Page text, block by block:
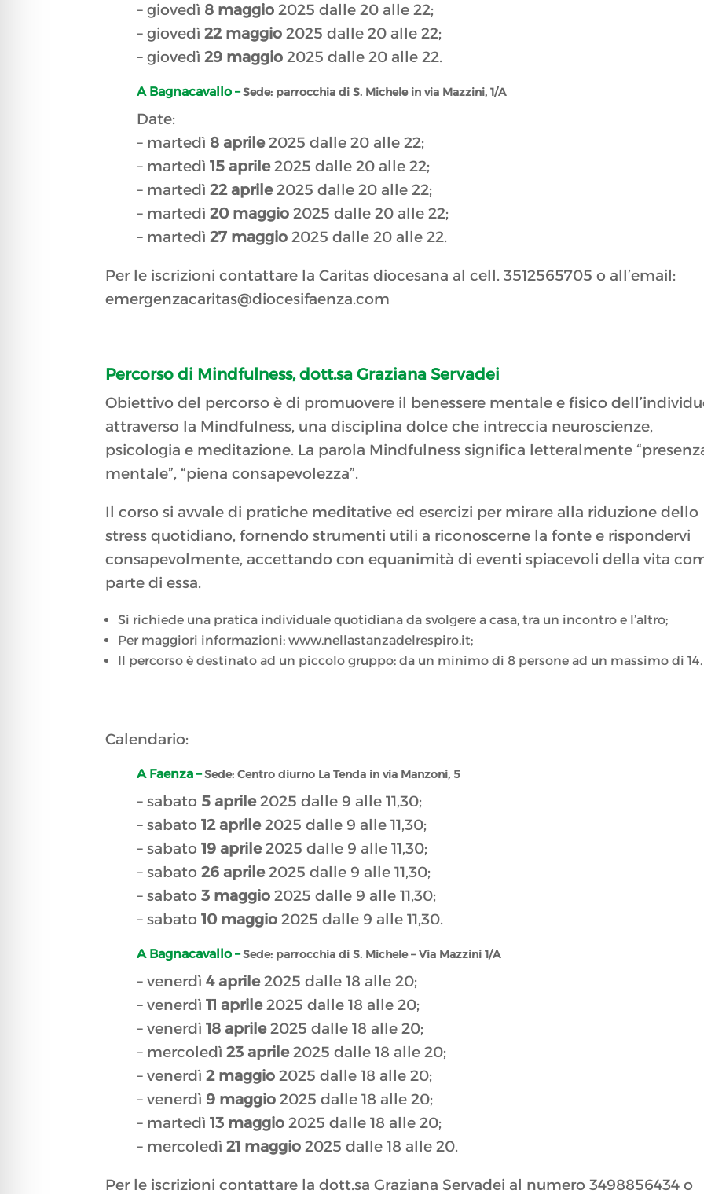
– giovedì 8 maggio 2025 dalle 20 alle 22;
– giovedì22 maggio 2025 dalle 20 alle 22;
– giovedì29 maggio 2025 dalle 20 alle 22.
A Bagnacavallo –Sede: parrocchia di S. Michele in via Mazzini, 1/A
Date:
– martedì 8 aprile2025 dalle 20 alle 22;
– martedì 15 aprile2025 dalle 20 alle 22;
– martedì 22 aprile2025 dalle 20 alle 22;
– martedì20 maggio 2025 dalle 20 alle 22;
– martedì27 maggio 2025 dalle 20 alle 22.
Per le iscrizioni contattare la Caritas diocesana al cell. 3512565705 o all’email:
emergenzacaritas@diocesifaenza.com
Percorso di Mindfulness, dott.sa Graziana Servadei
Obiettivo del percorso è di promuovere il benessere mentale e fisico
attraverso la Mindfulness, una disciplina dolce che intreccia neuroscienze,
psicologia e meditazione. La parola Mindfulness significa letteralmente
mentale”, “piena consapevolezza”.
Il corso si avvale di pratiche meditative ed esercizi per mirare alla riduzione dello
stress quotidiano, fornendo strumenti utili a riconoscerne la fonte e rispondervi
consapevolmente, accettando con equanimità di eventi spiacevoli della vita
parte di essa.
Si richiede una pratica individuale quotidiana da svolgere a casa, tra un incontro e l’altro;
Per maggiori informazioni: www.nellastanzadelrespiro.it;
Il percorso è destinato ad un piccolo gruppo: da un minimo di 8 persone ad un massimo di 14.
Calendario:
A Faenza –Sede:Centro diurno La Tenda in via Manzoni, 5
– sabato 5 aprile2025 dalle 9 alle 11,30;
– sabato12 aprile2025 dalle 9 alle 11,30;
– sabato19 aprile2025 dalle 9 alle 11,30;
– sabato26 aprile2025 dalle 9 alle 11,30;
– sabato3 maggio 2025 dalle 9 alle 11,30;
– sabato 10 maggio 2025 dalle 9 alle 11,30.
A Bagnacavallo –Sede: parrocchia di S. Michele – Via Mazzini 1/A
– venerdì4 aprile2025 dalle 18 alle 20;
– venerdì11 aprile2025 dalle 18 alle 20;
– venerdì18 aprile2025 dalle 18 alle 20;
– mercoledì23 aprile2025 dalle 18 alle 20;
– venerdì2 maggio 2025 dalle 18 alle 20;
– venerdì 9 maggio 2025 dalle 18 alle 20;
– martedì13 maggio 2025 dalle 18 alle 20;
– mercoledì 21 maggio 2025 dalle 18 alle 20.
Per le iscrizioni contattare la dott.sa Graziana Servadei al numero 3498856434 o